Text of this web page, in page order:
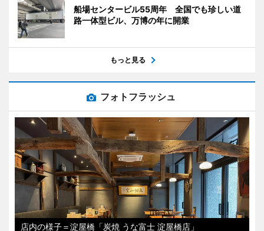
船場センタービル55周年 全国でも珍しい道
路一体型ビル、万博の年に開業
もっと見る
フォトフラッシュ
店内の様子＝淀屋橋「炭焼 うな富士 淀屋橋店」